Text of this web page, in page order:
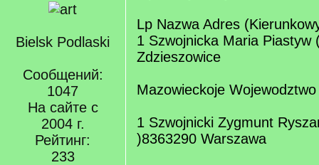
Bielsk Podlaski
Сообщений:
1047
На сайте с
2004 г.
Рейтинг:
233
Lp Nazwa Adres
1 Szwojnicka Maria Piastуw
Zdzieszowice
Mazowieckoje Wojewodztwo
1 Szwojnicki Zygmunt
)8363290 Warszawa